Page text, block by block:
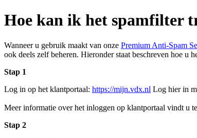
Hoe kan ik het spamfilter
Wanneer u gebruik maakt van onze Premium Anti-Spam
ook deels zelf beheren. Hieronder staat beschreven hoe u
Stap 1
Log in op het klantportaal: https://mijn.vdx.nl Log hier in
Meer informatie over het inloggen op klantportaal vindt u
Stap 2